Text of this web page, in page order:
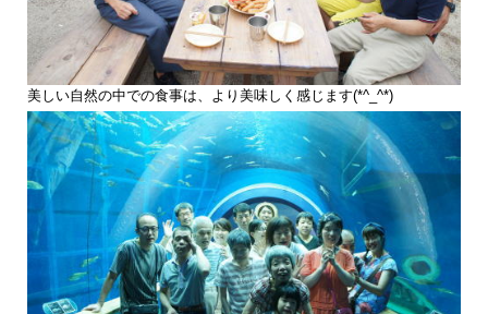
美しい自然の中での食事は、より美味しく感じます(*^_^*)